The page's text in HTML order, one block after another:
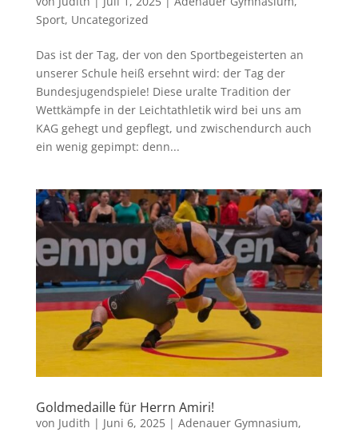
Sport, Uncategorized
Das ist der Tag, der von den Sportbegeisterten an
unserer Schule heiß ersehnt wird: der Tag der
Bundesjugendspiele! Diese uralte Tradition der
Wettkämpfe in der Leichtathletik wird bei uns am
KAG gehegt und gepflegt, und zwischendurch auch
ein wenig gepimpt: denn...
Goldmedaille für Herrn Amiri!
von Judith | Juni 6, 2025| Adenauer Gymnasium,